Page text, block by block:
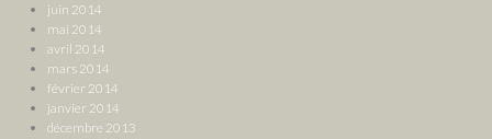
juin 2014
mai 2014
avril 2014
mars 2014
février 2014
janvier 2014
décembre 2013